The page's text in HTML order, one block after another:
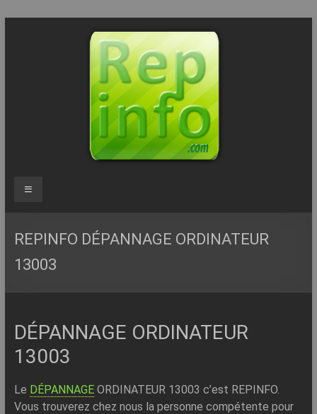
Repinfo.com
Formation
–
Depannage
Internet
Expliquée
Simplement
Menu
REPINFO DÉPANNAGE ORDINATEUR
13003
DÉPANNAGE ORDINATEUR
13003
Le DÉPANNAGEORDINATEUR 13003 c’est REPINFO.
Vous trouverez chez nous la personne compétente pour